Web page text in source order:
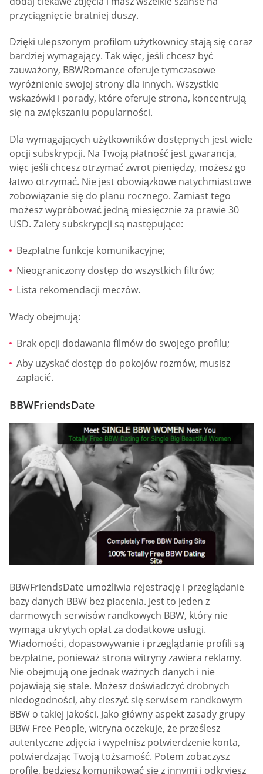
przyciągnięcie bratniej duszy.
Dzięki ulepszonym profilom użytkownicy stają się coraz
bardziej wymagający. Tak więc, jeśli chcesz być
zauważony, BBWRomance oferuje tymczasowe
wyróżnienie swojej strony dla innych. Wszystkie
wskazówki i porady, które oferuje strona, koncentrują
się na zwiększaniu popularności.
Dla wymagających użytkowników dostępnych jest wiele
opcji subskrypcji. Na Twoją płatność jest gwarancja,
więc jeśli chcesz otrzymać zwrot pieniędzy, możesz go
łatwo otrzymać. Nie jest obowiązkowe natychmiastowe
zobowiązanie się do planu rocznego. Zamiast tego
możesz wypróbować jedną miesięcznie za prawie 30
USD. Zalety subskrypcji są następujące:
Bezpłatne funkcje komunikacyjne;
Nieograniczony dostęp do wszystkich filtrów;
Lista rekomendacji meczów.
Wady obejmują:
Brak opcji dodawania filmów do swojego profilu;
Aby uzyskać dostęp do pokojów rozmów, musisz
zapłacić.
BBWFriendsDate
BBWFriendsDate umożliwia rejestrację i przeglądanie
bazy danych BBW bez płacenia. Jest to jeden z
darmowych serwisów randkowych BBW, który nie
wymaga ukrytych opłat za dodatkowe usługi.
Wiadomości, dopasowywanie i przeglądanie profili są
bezpłatne, ponieważ strona witryny zawiera reklamy.
Nie obejmują one jednak ważnych danych i nie
pojawiają się stale. Możesz doświadczyć drobnych
niedogodności, aby cieszyć się serwisem randkowym
BBW o takiej jakości. Jako główny aspekt zasady grupy
BBW Free People, witryna oczekuje, że prześlesz
autentyczne zdjęcia i wypełnisz potwierdzenie konta,
potwierdzając Twoją tożsamość. Potem zobaczysz
profile, będziesz komunikować się z innymi i odkryjesz